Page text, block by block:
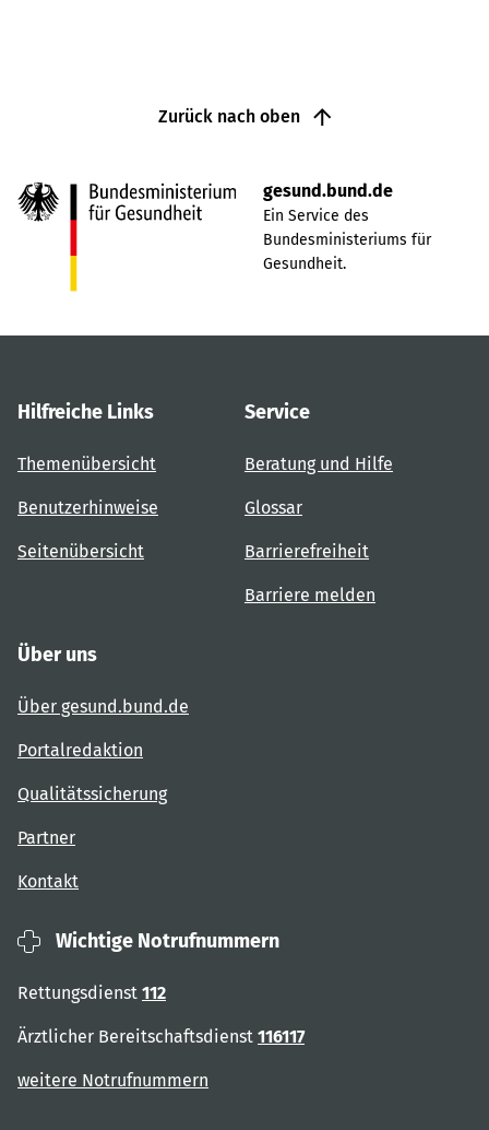
Zurück nach oben
gesund.bund.de
Ein Service des
Bundesministeriums für
Gesundheit.
Hilfreiche Links
Themenübersicht
Benutzerhinweise
Seitenübersicht
Service
Beratung und Hilfe
Glossar
Barrierefreiheit
Barriere melden
Über uns
Über gesund.bund.de
Portalredaktion
Qualitätssicherung
Partner
Kontakt
Wichtige Notrufnummern
Rettungsdienst 112
Ärztlicher Bereitschaftsdienst 116117
weitere Notrufnummern